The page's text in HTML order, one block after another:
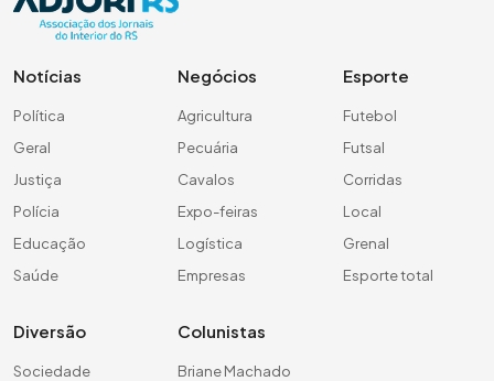
Notícias
Política
Geral
Justiça
Polícia
Educação
Saúde
Negócios
Agricultura
Pecuária
Cavalos
Expo-feiras
Logística
Empresas
Esporte
Futebol
Futsal
Corridas
Local
Grenal
Esporte total
Diversão
Sociedade
Colunistas
Briane Machado